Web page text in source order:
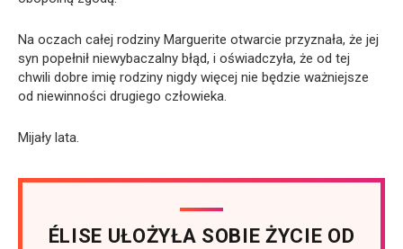
Na oczach całej rodziny Marguerite otwarcie przyznała, że jej
syn popełnił niewybaczalny błąd, i oświadczyła, że od tej
chwili dobre imię rodziny nigdy więcej nie będzie ważniejsze
od niewinności drugiego człowieka.
Mijały lata.
ÉLISE UŁOŻYŁA SOBIE ŻYCIE OD